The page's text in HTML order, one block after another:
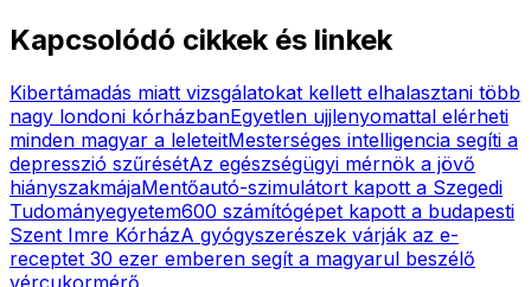
Kapcsolódó cikkek és linkek
Kibertámadás miatt vizsgálatokat kellett elhalasztani több
nagy londoni kórházbanEgyetlen ujjlenyomattal elérheti
minden magyar a leleteitMesterséges intelligencia segíti a
depresszió szűrésétAz egészségügyi mérnök a jövő
hiányszakmájaMentőautó-szimulátort kapott a Szegedi
Tudományegyetem600 számítógépet kapott a budapesti
Szent Imre KórházA gyógyszerészek várják az e-
receptet 30 ezer emberen segít a magyarul beszélő
vércukormérő